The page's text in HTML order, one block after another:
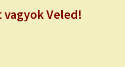
vagyok Veled!